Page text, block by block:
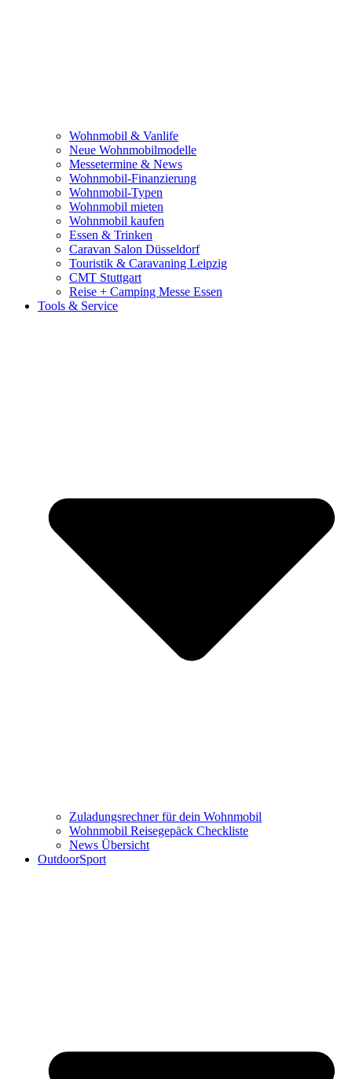
Wohnmobil & Vanlife
Neue Wohnmobilmodelle
Messetermine & News
Wohnmobil-Finanzierung
Wohnmobil-Typen
Wohnmobil mieten
Wohnmobil kaufen
Essen & Trinken
Caravan Salon Düsseldorf
Touristik & Caravaning Leipzig
CMT Stuttgart
Reise + Camping Messe Essen
Tools & Service
Zuladungsrechner für dein Wohnmobil
Wohnmobil Reisegepäck Checkliste
News Übersicht
OutdoorSport